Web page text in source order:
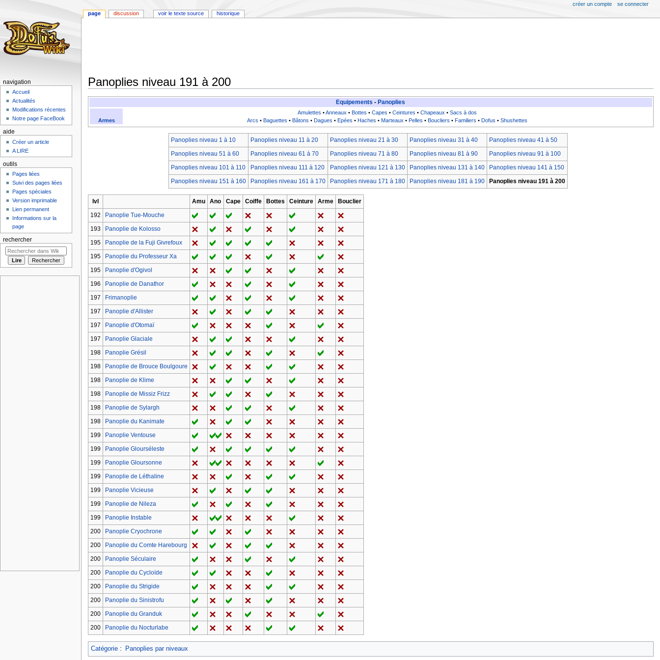
Panoplies niveau 191 à 200
à
navigation
à
recherche
Equipements - Panoplies
Amulettes •Anneaux •Bottes •Capes •Ceintures •Chapeaux •Sacs à dos
Armes
Arcs •Baguettes •Bâtons •Dagues •Epées •Haches •Marteaux •Pelles •Boucliers •Familiers •Dofus •Shushettes
Panoplies niveau 1 à 10 Panoplies niveau 11 à 20 Panoplies niveau 21 à 30 Panoplies niveau 31 à 40
Panoplies niveau 41 à 50
Panoplies niveau 51 à 60
Panoplies niveau 61 à 70 Panoplies niveau 71 à 80 Panoplies niveau 81 à 90
Panoplies niveau 91 à 100
Panoplies niveau 101 à 110
Panoplies niveau 111 à 120 Panoplies niveau 121 à 130 Panoplies niveau 131 à 140
Panoplies niveau 141 à 150
Panoplies niveau 151 à 160
Panoplies niveau 161 à 170 Panoplies niveau 171 à 180 Panoplies niveau 181 à 190 Panoplies niveau 191 à 200
lvl Amu Ano Cape Coiffe Bottes Ceinture Arme
Bouclier
192
Panoplie Tue-Mouche
193
Panoplie de Kolosso
195
Panoplie de la Fuji Givrefoux
195
Panoplie du Professeur Xa
195
Panoplie d'Ogivol
196
Panoplie de Danathor
197
Frimanoplie
197
Panoplie d'Allister
197
Panoplie d'Otomaï
197
Panoplie Glaciale
198
Panoplie Grésil
198
Panoplie de Brouce Boulgoure
198
Panoplie de Klime
198
Panoplie de Missiz Frizz
198
Panoplie de Sylargh
198
Panoplie du Kanimate
199
Panoplie Ventouse
199
Panoplie Glourséleste
199
Panoplie Gloursonne
199
Panoplie de Léthaline
199
Panoplie Vicieuse
199
Panoplie de Nileza
199
Panoplie Instable
200
Panoplie Cryochrone
200
Panoplie du Comte Harebourg
200
Panoplie Séculaire
200
Panoplie du Cycloïde
200
Panoplie du Strigide
200
Panoplie du Sinistrofu
200
Panoplie du Granduk
200
Panoplie du Nocturlabe
Catégorie: Panoplies par niveaux
page discussion voir le texte source historique
créer un compte se connecter
navigation
Accueil
Actualités
Modifications récentes
Notre page FaceBook
aide
Créer un article
A LIRE
outils
Pages liées
Suivi des pages liées
Pages spéciales
Version imprimable
Lien permanent
Informations sur la
page
rechercher